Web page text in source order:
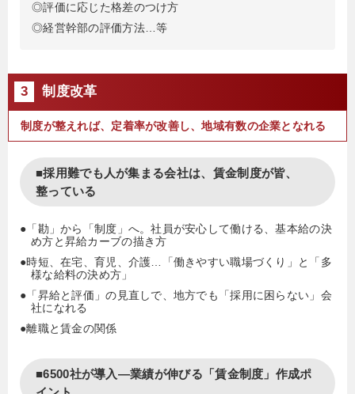
◎評価に応じた格差のつけ方
◎経営幹部の評価方法…等
3 制度改革
制度が整えれば、定着率が改善し、地域有数の企業となれる
■採用難でも人が集まる会社は、賃金制度が皆、
整っている
●「勘」から「制度」へ。社員が安心して働ける、基本給の決
め方と昇給カーブの描き方
●時短、在宅、育児、介護…「働きやすい職場づくり」と「多
様な給料の決め方」
●「昇給と評価」の見直しで、地方でも「採用に困らない」会
社になれる
●離職と賃金の関係
■6500社が導入―業績が伸びる「賃金制度」作成ポ